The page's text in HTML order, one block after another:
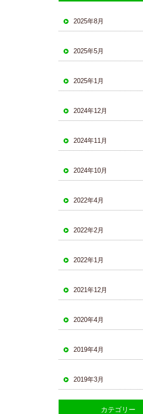
2025年8月
2025年5月
2025年1月
2024年12月
2024年11月
2024年10月
2022年4月
2022年2月
2022年1月
2021年12月
2020年4月
2019年4月
2019年3月
カテゴリー